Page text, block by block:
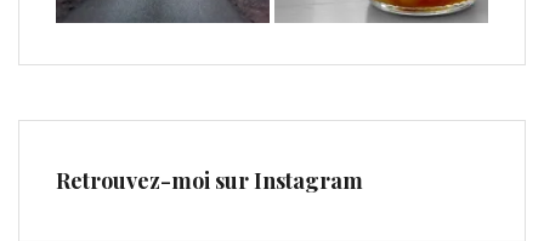
Retrouvez-moi sur Instagram